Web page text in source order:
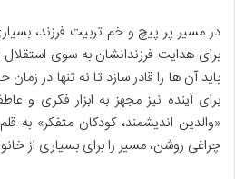
در مسیر پر پیچ و خم تربیت فرزند،
برای هدایت فرزندانشان به سوی
باید آن ها را قادر سازد تا نه تنها در زمان
برای آینده نیز مجهز به ابزار فکری و
«والدین اندیشمند، کودکان متفکر» به
چراغی روشن، مسیر را برای بسیاری از